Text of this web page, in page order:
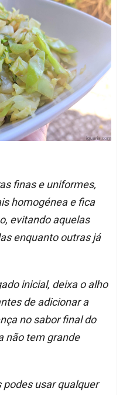
finas e uniformes,
homogénea e fica
evitando aquelas
enquanto outras já
inicial, deixa o alho
de adicionar a
no sabor final do
não tem grande
podes usar qualquer